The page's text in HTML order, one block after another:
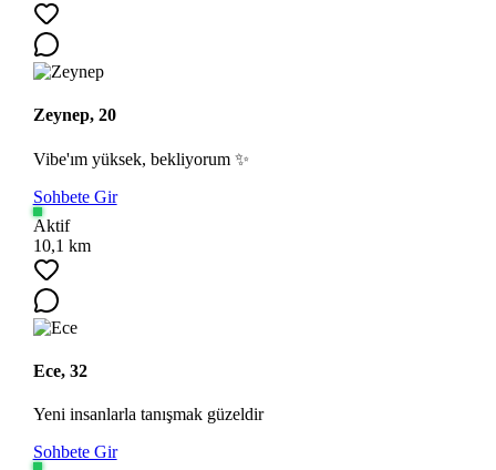
Zeynep, 20
Vibe'ım yüksek, bekliyorum ✨
Sohbete Gir
Aktif
10,1 km
Ece, 32
Yeni insanlarla tanışmak güzeldir
Sohbete Gir